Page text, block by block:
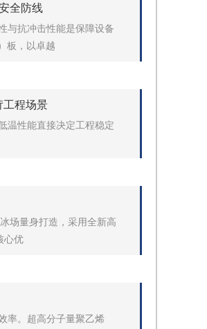
全防线
与抗冲击性能是保障设备
板，以卓越
工程场景
温性能直接决定工程稳定
场量身打造，采用全新高
心优
率。超高分子量聚乙烯